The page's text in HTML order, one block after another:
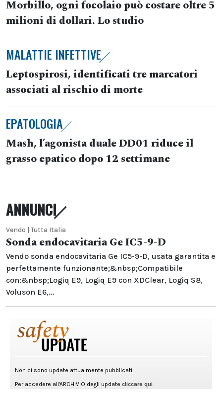
Morbillo, ogni focolaio può costare oltre 5
milioni di dollari. Lo studio
MALATTIE INFETTIVE
Leptospirosi, identificati tre marcatori
associati al rischio di morte
EPATOLOGIA
Mash, l’agonista duale DD01 riduce il
grasso epatico dopo 12 settimane
ANNUNCI
Vendo | Tutta Italia
Sonda endocavitaria Ge IC5-9-D
Vendo sonda endocavitaria Ge IC5-9-D, usata garantita e
perfettamente funzionante;&nbsp;Compatibile
con:&nbsp;Logiq E9, Logiq E9 con XDClear, Logiq S8,
Voluson E6,...